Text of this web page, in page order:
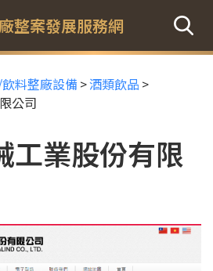
整案發展服務網
料整廠設備 >酒類飲品 >
公司
工業股份有限